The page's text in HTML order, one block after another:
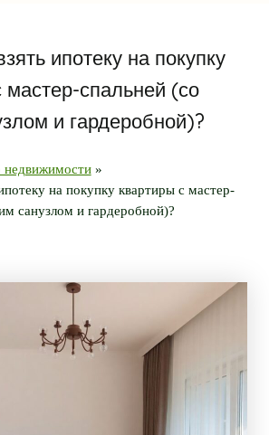
ипотеку на покупку
мастер-спальней (со
и гардеробной)?
на покупку квартиры с мастер-
санузлом и гардеробной)?